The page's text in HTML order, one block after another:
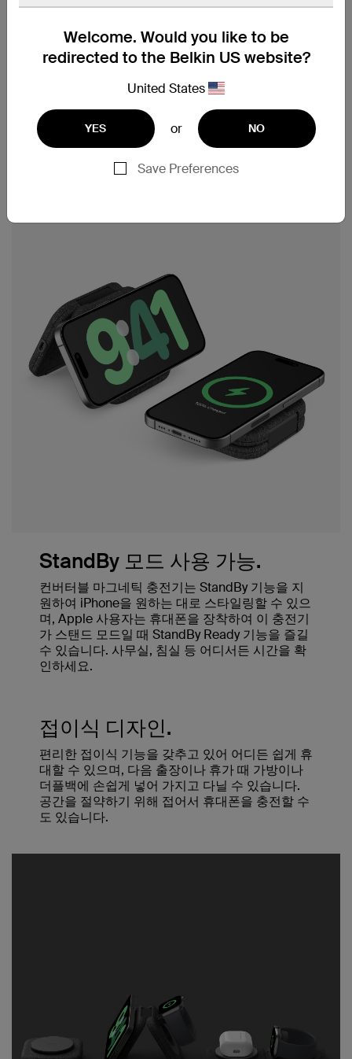
Welcome. Would you like to be
redirected to the Belkin US website?
United States
YES or NO
Save Preferences
†
휴대폰을 마그네틱 무선 충전기에 편하게 올려놓
기만 하면 iPhone 또는 Qi2 호환 장치를 최고 15W
로 빠르게 충전할 수 있습니다. Qi2를 사용하면 최
대 2배 빠른 무선 충전을 통해† 기다리는 시간을
줄일 수 있습니다!
Qi2 기술에 대해 자세히 알아보려면 당사의 블로
그 게시물을 확인하세요.
Qi2란 무엇인가요?
StandBy 모드 사용 가능.
컨버터블 마그네틱 충전기는 StandBy 기능을 지
원하여 iPhone을 원하는 대로 스타일링할 수 있으
며, Apple 사용자는 휴대폰을 장착하여 이 충전기
가 스탠드 모드일 때 StandBy Ready 기능을 즐길
수 있습니다. 사무실, 침실 등 어디서든 시간을 확
인하세요.
접이식 디자인.
편리한 접이식 기능을 갖추고 있어 어디든 쉽게 휴
대할 수 있으며, 다음 출장이나 휴가 때 가방이나
더플백에 손쉽게 넣어 가지고 다닐 수 있습니다.
공간을 절약하기 위해 접어서 휴대폰을 충전할 수
도 있습니다.